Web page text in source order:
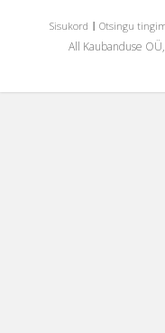
Sisukord Otsingu
All Kaubanduse